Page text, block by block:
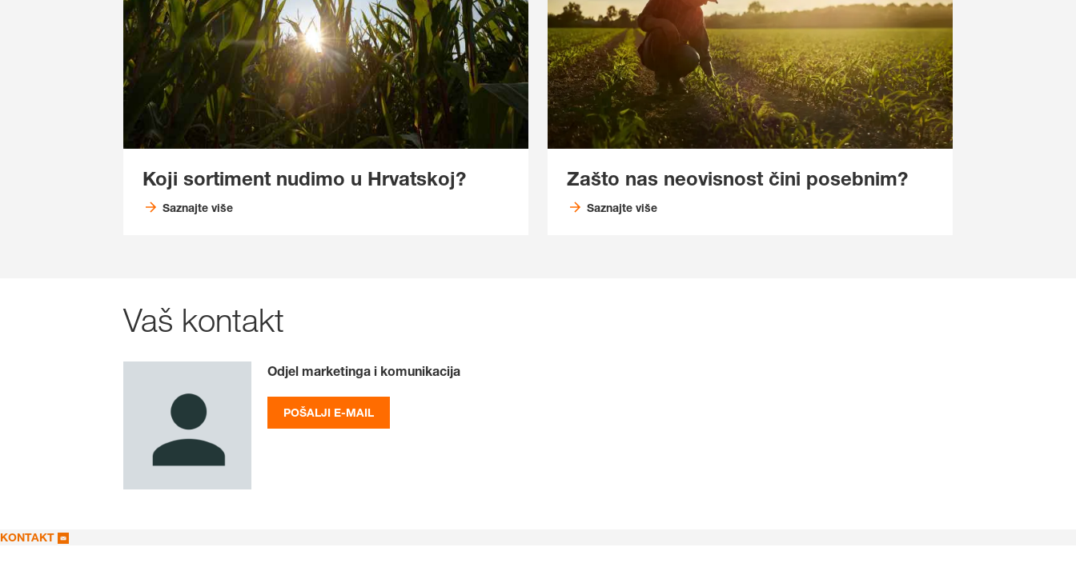
Koji sortiment nudimo u Hrvatskoj?
Saznajte više
Zašto nas neovisnost čini posebnim?
Saznajte više
Vaš kontakt
Odjel marketinga i komunikacija
POŠALJI E-MAIL
KONTAKT